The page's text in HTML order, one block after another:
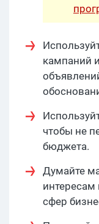
кампаний
чтобы не
бюджета.
Думайте
сфер